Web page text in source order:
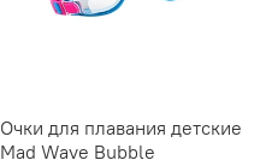
Очки для плавания детские
Mad Wave Bubble